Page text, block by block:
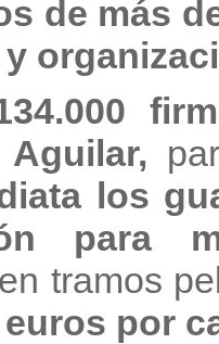
de más
los
para
tramos
euros por